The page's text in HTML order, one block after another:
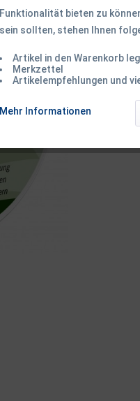
Funktionalität bieten zu
sein sollten, stehen Ihnen
Artikel in den Warenkorb
Merkzettel
Artikelempfehlungen und
Mehr Informationen